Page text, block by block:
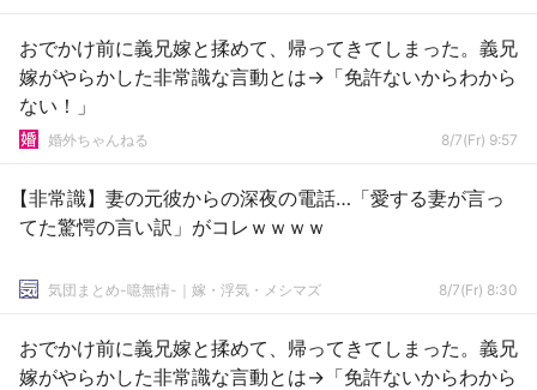
おでかけ前に義兄嫁と揉めて、帰ってきてしまった。義兄
嫁がやらかした非常識な言動とは→「免許ないからわから
ない！」
婚外ちゃんねる 8/7(Fr) 9:57
【非常識】妻の元彼からの深夜の電話…「愛する妻が言っ
てた驚愕の言い訳」がコレｗｗｗｗ
気団まとめ-噫無情-｜嫁・浮気・メシマズ 8/7(Fr) 8:30
おでかけ前に義兄嫁と揉めて、帰ってきてしまった。義兄
嫁がやらかした非常識な言動とは→「免許ないからわから